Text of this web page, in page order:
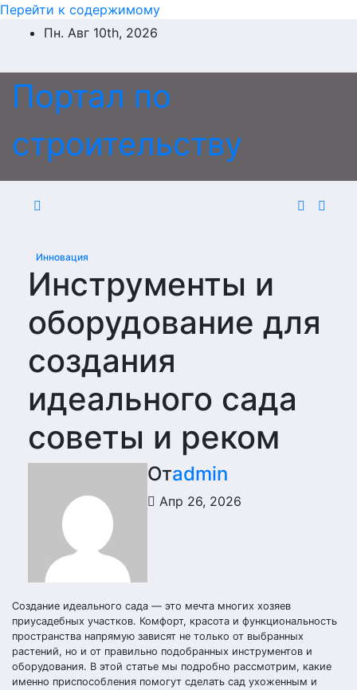
Перейти к содержимому
Пн. Авг 10th, 2026
Портал по
строительству
Инновация
Инструменты и
оборудование для
создания
идеального сада
советы и реком
Отadmin
Апр 26, 2026
Создание идеального сада — это мечта многих хозяев
приусадебных участков. Комфорт, красота и функциональность
пространства напрямую зависят не только от выбранных
растений, но и от правильно подобранных инструментов и
оборудования. В этой статье мы подробно рассмотрим, какие
именно приспособления помогут сделать сад ухоженным и